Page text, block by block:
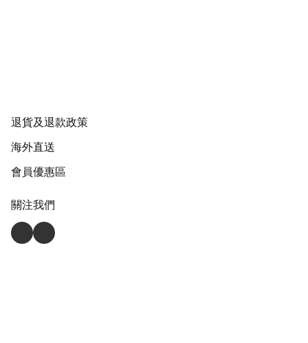
退貨及退款政策
海外直送
會員優惠區
關注我們